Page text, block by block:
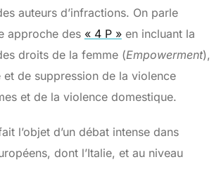
auteurs d’infractions. On parle
approche des « 4 P »en incluant la
droits de la femme (Empowerment),
et de suppression de la violence
et de la violence domestique.
l’objet d’un débat intense dans
dont l’Italie, et au niveau